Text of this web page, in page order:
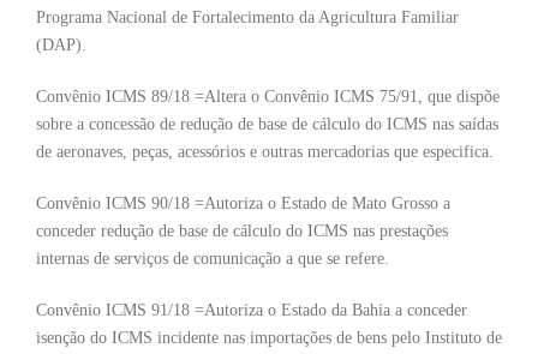
Programa Nacional de Fortalecimento da Agricultura Familiar
(DAP).
Convênio ICMS 89/18 =Altera o Convênio ICMS 75/91, que dispõe
sobre a concessão de redução de base de cálculo do ICMS nas saídas
de aeronaves, peças, acessórios e outras mercadorias que especifica.
Convênio ICMS 90/18 =Autoriza o Estado de Mato Grosso a
conceder redução de base de cálculo do ICMS nas prestações
internas de serviços de comunicação a que se refere.
Convênio ICMS 91/18 =Autoriza o Estado da Bahia a conceder
isenção do ICMS incidente nas importações de bens pelo Instituto de